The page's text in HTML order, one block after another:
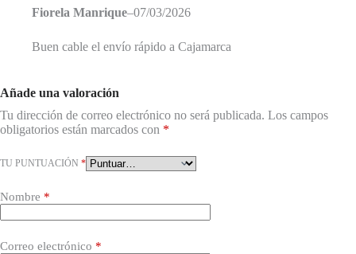
Fiorela Manrique–07/03/2026
Buen cable el envío rápido a Cajamarca
Añade una valoración
Tu dirección de correo electrónico no será publicada. Los campos
obligatorios están marcados con *
TU PUNTUACIÓN *
Nombre *
Correo electrónico *